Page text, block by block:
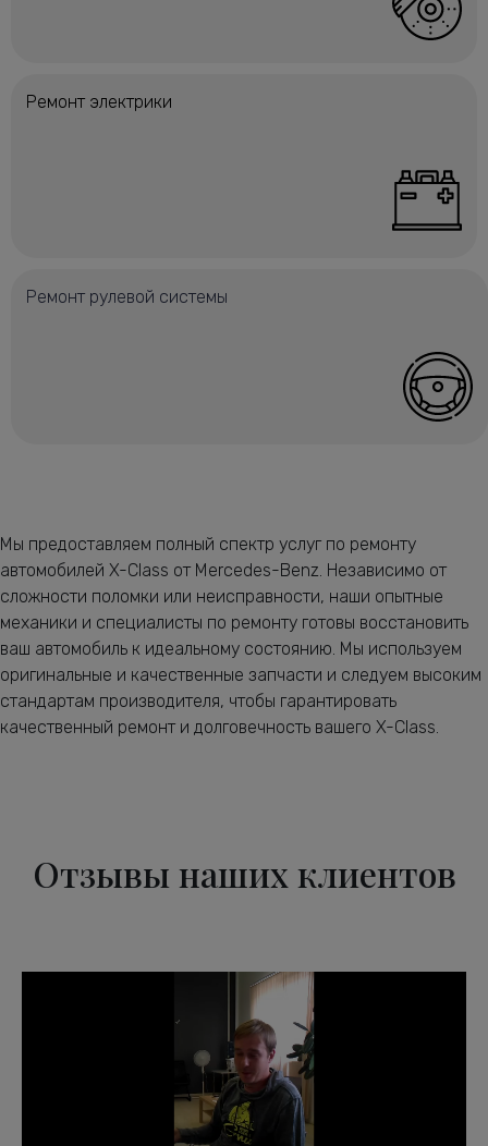
Ремонт электрики
Ремонт рулевой системы
Мы предоставляем полный спектр услуг по ремонту
автомобилей X-Class от Mercedes-Benz. Независимо от
сложности поломки или неисправности, наши опытные
механики и специалисты по ремонту готовы восстановить
ваш автомобиль к идеальному состоянию. Мы используем
оригинальные и качественные запчасти и следуем высоким
стандартам производителя, чтобы гарантировать
качественный ремонт и долговечность вашего X-Class.
Отзывы наших клиентов